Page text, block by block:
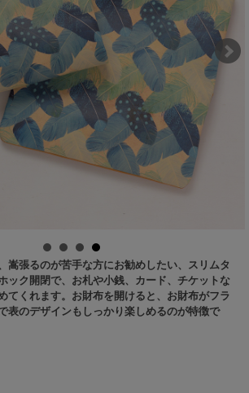
嵩張るのが苦手な方にお勧めしたい、スリムタ
ック開閉で、お札や小銭、カード、チケットな
てくれます。お財布を開けると、お財布がフラ
表のデザインもしっかり楽しめるのが特徴で